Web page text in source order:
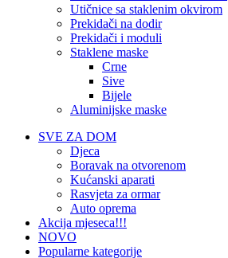
Utičnice sa staklenim okvirom
Prekidači na dodir
Prekidači i moduli
Staklene maske
Crne
Sive
Bijele
Aluminijske maske
SVE ZA DOM
Djeca
Boravak na otvorenom
Kućanski aparati
Rasvjeta za ormar
Auto oprema
Akcija mjeseca!!!
NOVO
Popularne kategorije